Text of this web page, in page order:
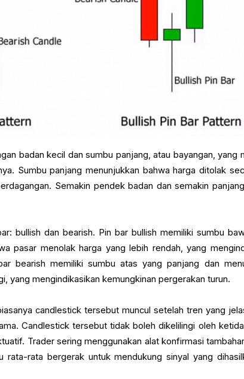
badan kecil dan sumbu panjang, atau bayangan, yang
Sumbu panjang menunjukkan bahwa harga ditolak
Semakin pendek badan dan semakin
bullish dan bearish. Pin bar bullish memiliki sumbu
pasar menolak harga yang lebih rendah, yang
bearish memiliki sumbu atas yang panjang dan
yang mengindikasikan kemungkinan pergerakan turun.
candlestick tersebut muncul setelah tren yang
Candlestick tersebut tidak boleh dikelilingi oleh
Trader sering menggunakan alat konfirmasi
rata-rata bergerak untuk mendukung sinyal yang